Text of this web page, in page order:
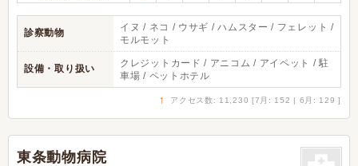
診察動物
イヌ / ネコ / ウサギ / ハムスター / フェレット /
モルモット
設備・取り扱い
クレジットカード / アニコム / アイペット / 駐
車場 / ペットホテル
↑ アクセス数: 11,230 [7月: 152 | 6月: 129 ]
東条動物病院